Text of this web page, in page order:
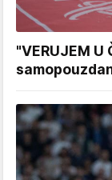
"VERUJEM